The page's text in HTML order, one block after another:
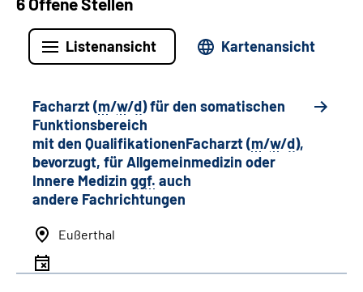
Listenansicht Kartenansicht
Facharzt (m/w/d) für den somatischen
Funktionsbereich
mit den QualifikationenFacharzt (m/w/d),
bevorzugt, für Allgemeinmedizin oder
Innere Medizin ggf. auch
andere Fachrichtungen
Eußerthal